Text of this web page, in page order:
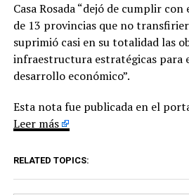
Casa Rosada “dejó de cumplir
de 13 provincias que no
suprimió casi en su totalidad las
infraestructura estratégicas para
desarrollo económico”.
Esta nota fue publicada en el
Leer más
RELATED TOPICS: